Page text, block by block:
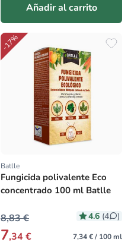
Añadir al carrito
-17%
Proveedor:
Batlle
Fungicida polivalente Eco
concentrado 100 ml Batlle
4.6 (4 )
8,83 €
7,34 € 7,34 € / 100 ml